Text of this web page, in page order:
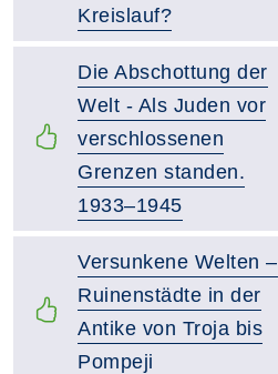
Kreislauf?
Die Abschottung der
Welt - Als Juden vor
verschlossenen
Grenzen standen.
1933–1945
Versunkene Welten –
Ruinenstädte in der
Antike von Troja bis
Pompeji